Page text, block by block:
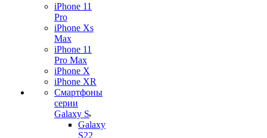
iPhone 11
Pro
iPhone Xs
Max
iPhone 11
Pro Max
iPhone X
iPhone XR
Смартфоны
серии
Galaxy S
Galaxy
S22